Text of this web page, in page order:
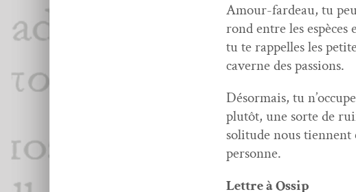
Amour-fardeau, tu
rond entre les
tu te rap­pelles les
cav­erne des passions.
Désor­mais, tu
plutôt, une sorte de
soli­tude nous tien­nent
personne.
Let­tre à Ossip